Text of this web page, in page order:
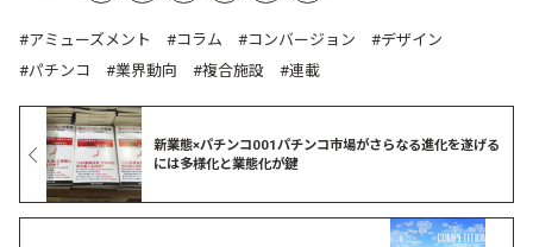
アミューズメント コラム コンバージョン
デザイン
パチンコ
業界動向 複合施設 連載
新業態×パチンコ001パチンコ市場がさらなる進化を遂げる
には多様化と業態化が鍵